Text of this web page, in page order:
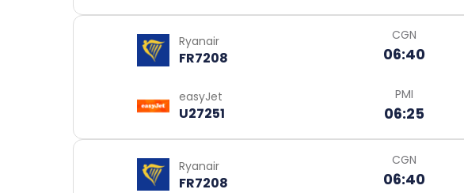
Ryanair
FR7208
CGN
06:40
easyJet
U27251
PMI
06:25
Ryanair
FR7208
CGN
06:40